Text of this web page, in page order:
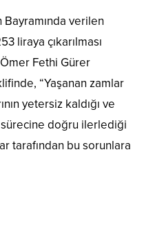
verilen
liraya çıkarılması
Fethi Gürer
“Yaşanan zamlar
yetersiz kaldığı ve
sürecine doğru ilerlediği
tarafından bu sorunlara